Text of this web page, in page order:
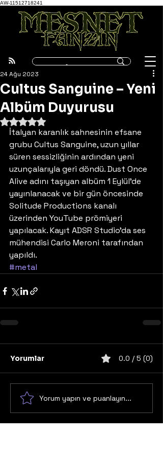
AW-11512718241
Cultus Sanguine – Yeni
Albüm Duyurusu
24 Ağu 2023
5 üzerinden NaN yıldız
İtalyan karanlık sahnesinin efsane
grubu Cultus Sanguine, uzun yıllar
süren sessizliğinin ardından yeni
uzunçalarıyla geri döndü. Dust Once
Alive adını taşıyan albüm 1 Eylül’de
yayınlanacak ve bir gün öncesinde
Solitude Productions kanalı
üzerinden YouTube prömiyeri
yapılacak. Kayıt ADSR Studio’da ses
mühendisi Carlo Meroni tarafından
yapıldı.
#metal
Yorumlar 0.0 / 5 (0)
Yorum yapın ve puanlayın...